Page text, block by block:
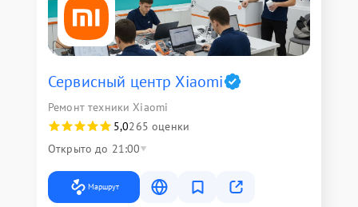
Сервисный центр Xiaomi
Ремонт техники Xiaomi
5,0265 оценки
Открыто до 21:00
Маршрут